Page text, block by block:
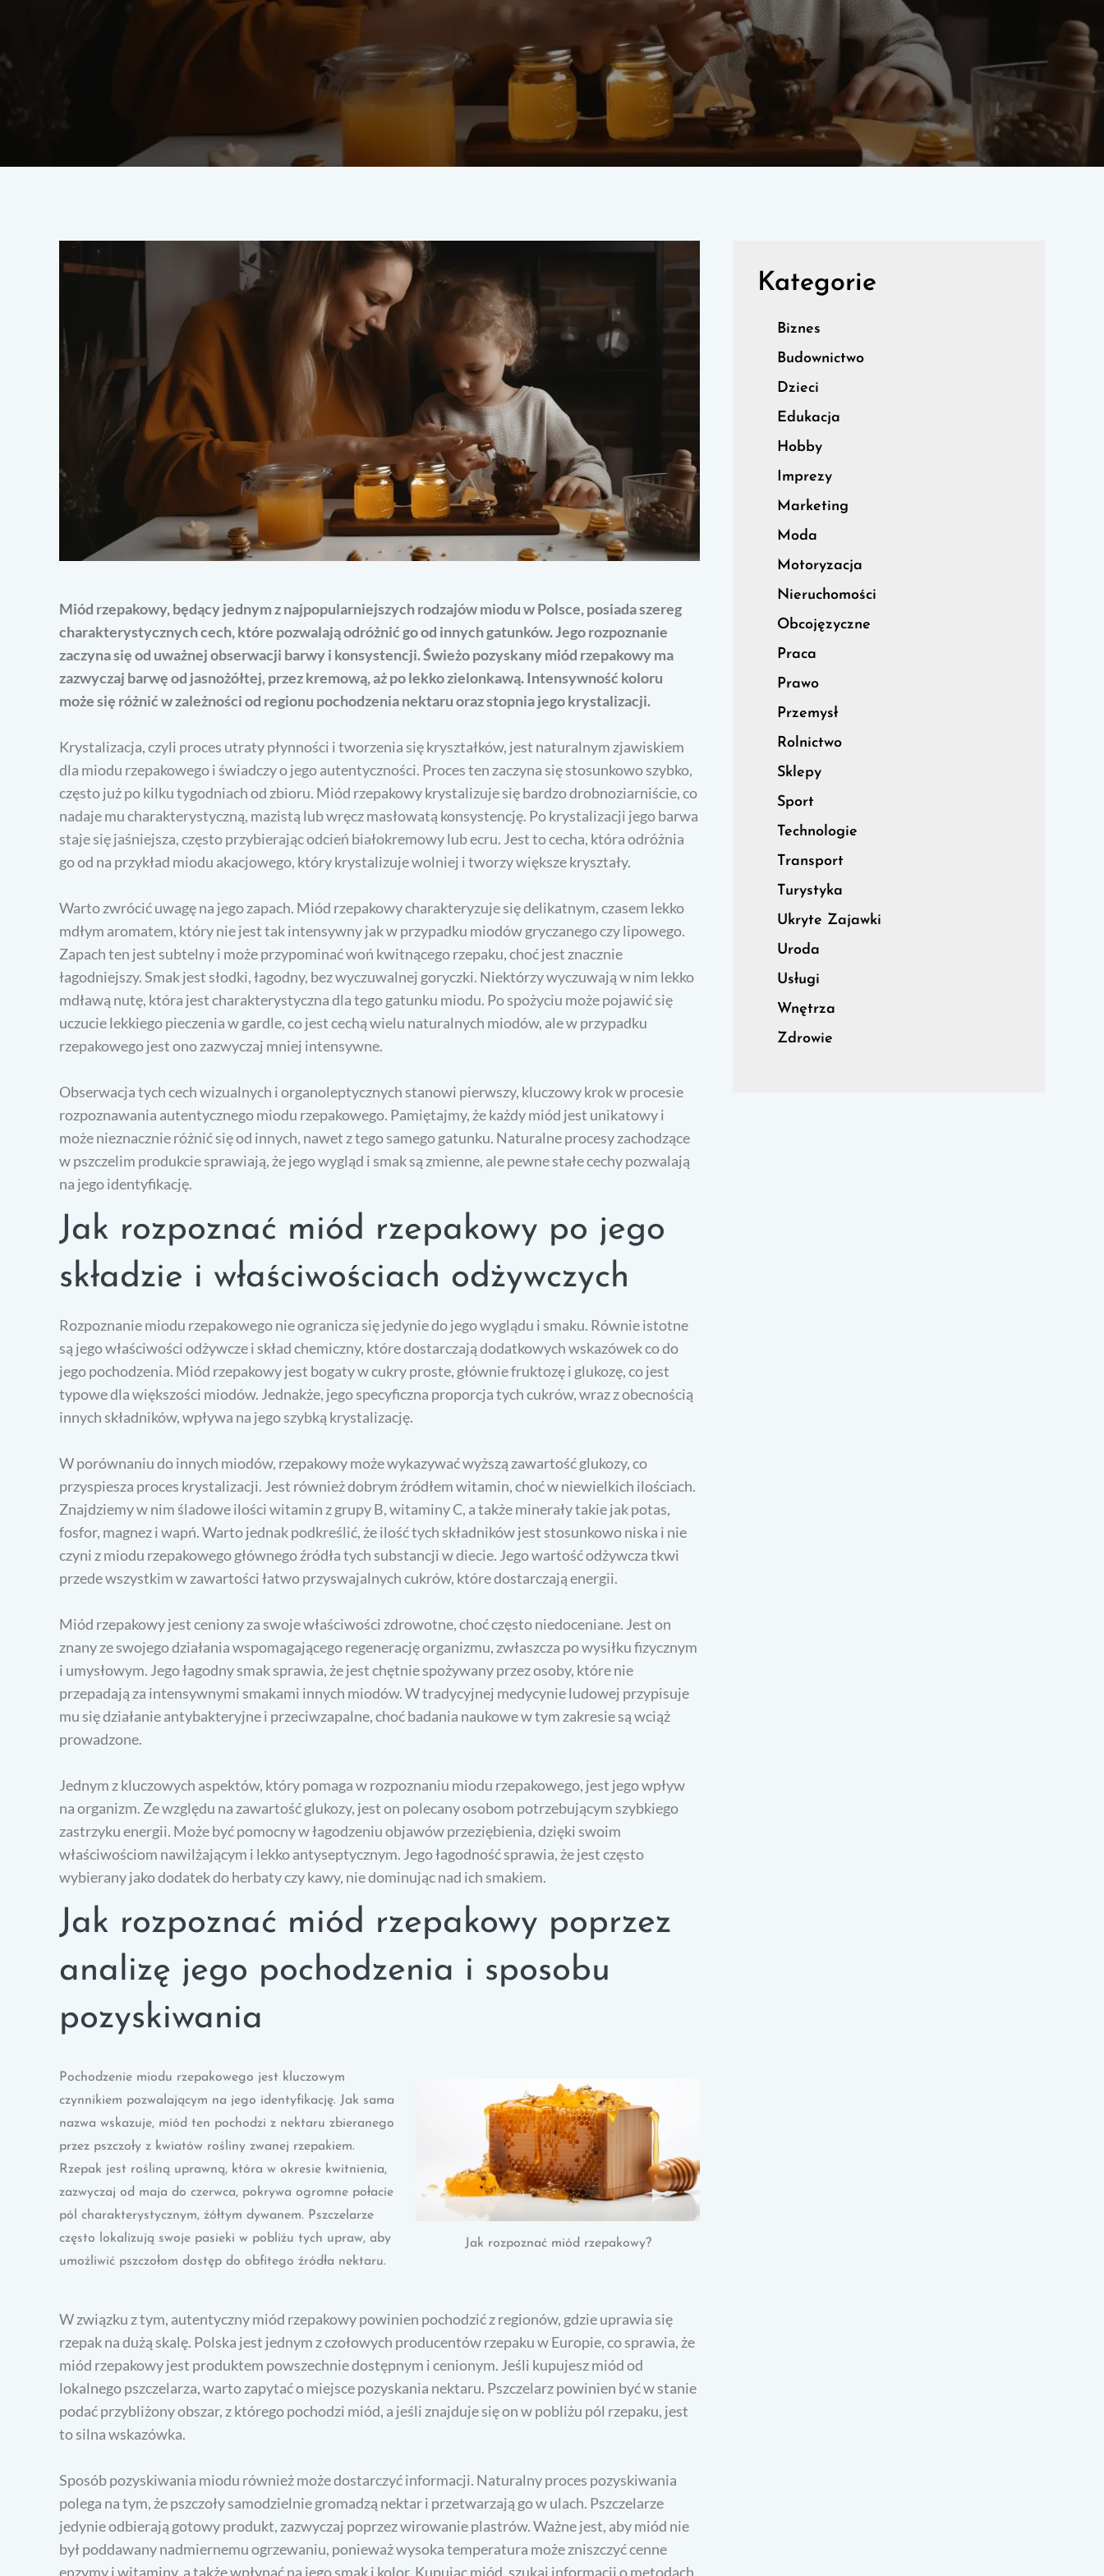
Miód rzepakowy, będący jednym z najpopularniejszych rodzajów miodu w Polsce, posiada szereg
charakterystycznych cech, które pozwalają odróżnić go od innych gatunków. Jego rozpoznanie
zaczyna się od uważnej obserwacji barwy i konsystencji. Świeżo pozyskany miód rzepakowy ma
zazwyczaj barwę od jasnożółtej, przez kremową, aż po lekko zielonkawą. Intensywność koloru
może się różnić w zależności od regionu pochodzenia nektaru oraz stopnia jego krystalizacji.
Krystalizacja, czyli proces utraty płynności i tworzenia się kryształków, jest naturalnym zjawiskiem
dla miodu rzepakowego i świadczy o jego autentyczności. Proces ten zaczyna się stosunkowo szybko,
często już po kilku tygodniach od zbioru. Miód rzepakowy krystalizuje się bardzo drobnoziarniście, co
nadaje mu charakterystyczną, mazistą lub wręcz masłowatą konsystencję. Po krystalizacji jego barwa
staje się jaśniejsza, często przybierając odcień białokremowy lub ecru. Jest to cecha, która odróżnia
go od na przykład miodu akacjowego, który krystalizuje wolniej i tworzy większe kryształy.
Warto zwrócić uwagę na jego zapach. Miód rzepakowy charakteryzuje się delikatnym, czasem lekko
mdłym aromatem, który nie jest tak intensywny jak w przypadku miodów gryczanego czy lipowego.
Zapach ten jest subtelny i może przypominać woń kwitnącego rzepaku, choć jest znacznie
łagodniejszy. Smak jest słodki, łagodny, bez wyczuwalnej goryczki. Niektórzy wyczuwają w nim lekko
mdławą nutę, która jest charakterystyczna dla tego gatunku miodu. Po spożyciu może pojawić się
uczucie lekkiego pieczenia w gardle, co jest cechą wielu naturalnych miodów, ale w przypadku
rzepakowego jest ono zazwyczaj mniej intensywne.
Obserwacja tych cech wizualnych i organoleptycznych stanowi pierwszy, kluczowy krok w procesie
rozpoznawania autentycznego miodu rzepakowego. Pamiętajmy, że każdy miód jest unikatowy i
może nieznacznie różnić się od innych, nawet z tego samego gatunku. Naturalne procesy zachodzące
w pszczelim produkcie sprawiają, że jego wygląd i smak są zmienne, ale pewne stałe cechy pozwalają
na jego identyfikację.
Jak rozpoznać miód rzepakowy po jego
składzie i właściwościach odżywczych
Rozpoznanie miodu rzepakowego nie ogranicza się jedynie do jego wyglądu i smaku. Równie istotne
są jego właściwości odżywcze i skład chemiczny, które dostarczają dodatkowych wskazówek co do
jego pochodzenia. Miód rzepakowy jest bogaty w cukry proste, głównie fruktozę i glukozę, co jest
typowe dla większości miodów. Jednakże, jego specyficzna proporcja tych cukrów, wraz z obecnością
innych składników, wpływa na jego szybką krystalizację.
W porównaniu do innych miodów, rzepakowy może wykazywać wyższą zawartość glukozy, co
przyspiesza proces krystalizacji. Jest również dobrym źródłem witamin, choć w niewielkich ilościach.
Znajdziemy w nim śladowe ilości witamin z grupy B, witaminy C, a także minerały takie jak potas,
fosfor, magnez i wapń. Warto jednak podkreślić, że ilość tych składników jest stosunkowo niska i nie
czyni z miodu rzepakowego głównego źródła tych substancji w diecie. Jego wartość odżywcza tkwi
przede wszystkim w zawartości łatwo przyswajalnych cukrów, które dostarczają energii.
Miód rzepakowy jest ceniony za swoje właściwości zdrowotne, choć często niedoceniane. Jest on
znany ze swojego działania wspomagającego regenerację organizmu, zwłaszcza po wysiłku fizycznym
i umysłowym. Jego łagodny smak sprawia, że jest chętnie spożywany przez osoby, które nie
przepadają za intensywnymi smakami innych miodów. W tradycyjnej medycynie ludowej przypisuje
mu się działanie antybakteryjne i przeciwzapalne, choć badania naukowe w tym zakresie są wciąż
prowadzone.
Jednym z kluczowych aspektów, który pomaga w rozpoznaniu miodu rzepakowego, jest jego wpływ
na organizm. Ze względu na zawartość glukozy, jest on polecany osobom potrzebującym szybkiego
zastrzyku energii. Może być pomocny w łagodzeniu objawów przeziębienia, dzięki swoim
właściwościom nawilżającym i lekko antyseptycznym. Jego łagodność sprawia, że jest często
wybierany jako dodatek do herbaty czy kawy, nie dominując nad ich smakiem.
Jak rozpoznać miód rzepakowy poprzez
analizę jego pochodzenia i sposobu
pozyskiwania
Jak rozpoznać miód rzepakowy?
Pochodzenie miodu rzepakowego jest kluczowym
czynnikiem pozwalającym na jego identyfikację. Jak sama
nazwa wskazuje, miód ten pochodzi z nektaru zbieranego
przez pszczoły z kwiatów rośliny zwanej rzepakiem.
Rzepak jest rośliną uprawną, która w okresie kwitnienia,
zazwyczaj od maja do czerwca, pokrywa ogromne połacie
pól charakterystycznym, żółtym dywanem. Pszczelarze
często lokalizują swoje pasieki w pobliżu tych upraw, aby
umożliwić pszczołom dostęp do obfitego źródła nektaru.
W związku z tym, autentyczny miód rzepakowy powinien pochodzić z regionów, gdzie uprawia się
rzepak na dużą skalę. Polska jest jednym z czołowych producentów rzepaku w Europie, co sprawia, że
miód rzepakowy jest produktem powszechnie dostępnym i cenionym. Jeśli kupujesz miód od
lokalnego pszczelarza, warto zapytać o miejsce pozyskania nektaru. Pszczelarz powinien być w stanie
podać przybliżony obszar, z którego pochodzi miód, a jeśli znajduje się on w pobliżu pól rzepaku, jest
to silna wskazówka.
Sposób pozyskiwania miodu również może dostarczyć informacji. Naturalny proces pozyskiwania
polega na tym, że pszczoły samodzielnie gromadzą nektar i przetwarzają go w ulach. Pszczelarze
jedynie odbierają gotowy produkt, zazwyczaj poprzez wirowanie plastrów. Ważne jest, aby miód nie
był poddawany nadmiernemu ogrzewaniu, ponieważ wysoka temperatura może zniszczyć cenne
enzymy i witaminy, a także wpłynąć na jego smak i kolor. Kupując miód, szukaj informacji o metodach
Kategorie
Biznes
Budownictwo
Dzieci
Edukacja
Hobby
Imprezy
Marketing
Moda
Motoryzacja
Nieruchomości
Obcojęzyczne
Praca
Prawo
Przemysł
Rolnictwo
Sklepy
Sport
Technologie
Transport
Turystyka
Ukryte Zajawki
Uroda
Usługi
Wnętrza
Zdrowie